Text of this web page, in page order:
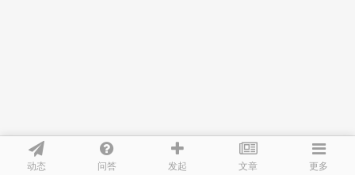
动态 问答 发起 文章 更多